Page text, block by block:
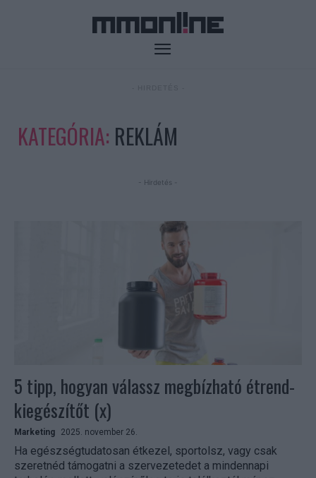
KATEGÓRIA: REKLÁM
- Hirdetés -
5 tipp, hogyan válassz megbízható étrend-
kiegészítőt (x)
Marketing 2025. november 26.
Ha egészségtudatosan étkezel, sportolsz, vagy csak
szeretnéd támogatni a szervezetedet a mindennapi